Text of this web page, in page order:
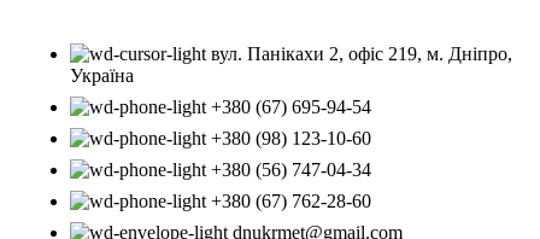
вул. Панікахи 2, офіс 219, м. Дніпро,
Україна
+380 (67) 695-94-54
+380 (98) 123-10-60
+380 (56) 747-04-34
+380 (67) 762-28-60
dnukrmet@gmail.com